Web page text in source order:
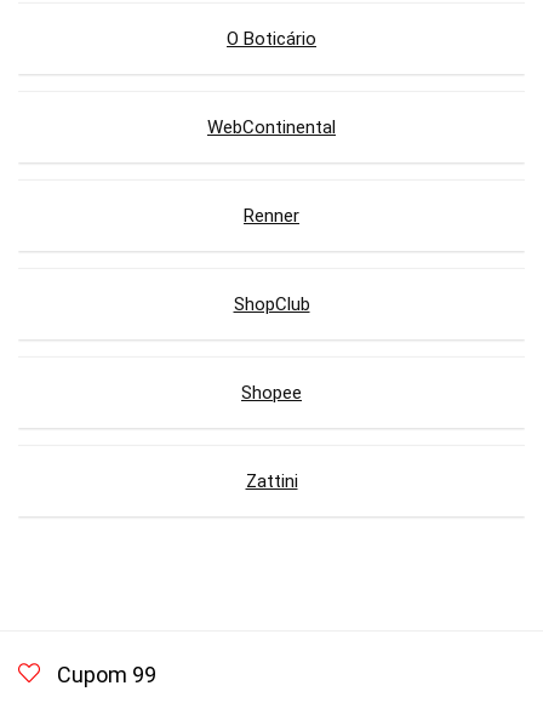
O Boticário
WebContinental
Renner
ShopClub
Shopee
Zattini
Cupom 99